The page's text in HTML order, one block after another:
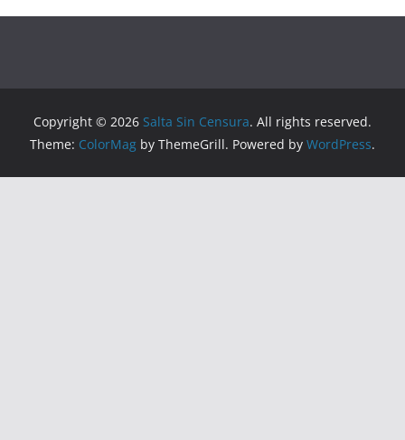
Copyright © 2026 Salta Sin Censura. All rights reserved.
Theme: ColorMag by ThemeGrill. Powered by WordPress.